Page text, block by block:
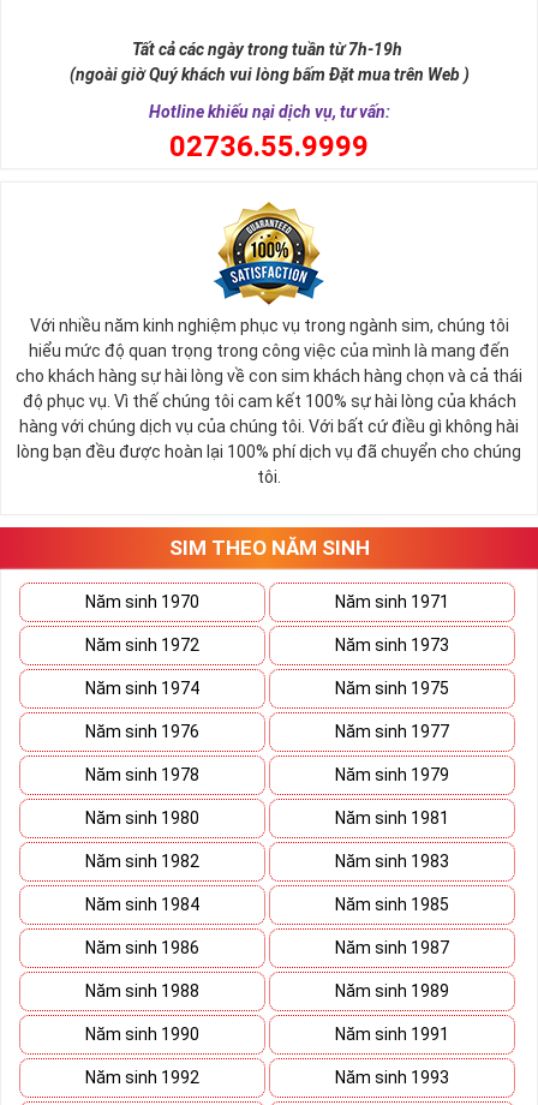
Ý nghĩa sim tứ quý 2
Theo quan niệm phong thủy
Số 2 tượng trưng cho sự cân bằng, hài hòa của âm dương và đất
trời. Sự cân bằng này giúp cho mọi việc đều thuận lợi và mang lại
nhiều may mắn trong cuộc sống và kinh doanh.
Số 2 còn biểu trưng cho lòng tốt, sự ổn định và tính hai mặt của
mọi vấn đề. Số 2 giúp cho họ có được sự lựa chọn, để đưa ra
những hướng giải quyết đúng đắn nhắt.
tứ 2 cùng xuất hiện trong một dãy số sim càng giúp cho ý nghĩa
sim tứ quýtăng lên gấp bội. Sở hữu sim Tứ Quý 2 giúp khích lệ tinh
thần người sở hữu là không sợ bất cứ điều gì mà hãy cứ làm thì
mọi điều tốt đẹp và may mắn ắt sẽ đến.
Lợi ích sim Tứ Quý 2 mang lại là gì?
Lợi ích sim Tứ Quý 2 mang lại là gì?
Giúp chủ nhân luôn vui vẻ, hạnh phúc
Những người là chủ nhân của những sim tứ quý 2 sẽ dễ dàng có
Tất cả các ngày trong tuần từ 7h-19h
(ngoài giờ Quý khách vui lòng bấm Đặt mua trên Web )
Hotline khiếu nại dịch vụ, tư vấn:
02736.55.9999
Với nhiều năm kinh nghiệm phục vụ trong ngành sim, chúng tôi
hiểu mức độ quan trọng trong công việc của mình là mang đến
cho khách hàng sự hài lòng về con sim khách hàng chọn và cả thái
độ phục vụ. Vì thế chúng tôi cam kết 100% sự hài lòng của khách
hàng với chúng dịch vụ của chúng tôi. Với bất cứ điều gì không hài
lòng bạn đều được hoàn lại 100% phí dịch vụ đã chuyển cho chúng
tôi.
SIM THEO NĂM SINH
Năm sinh 1970 Năm sinh 1971
Năm sinh 1972 Năm sinh 1973
Năm sinh 1974 Năm sinh 1975
Năm sinh 1976 Năm sinh 1977
Năm sinh 1978 Năm sinh 1979
Năm sinh 1980 Năm sinh 1981
Năm sinh 1982 Năm sinh 1983
Năm sinh 1984 Năm sinh 1985
Năm sinh 1986 Năm sinh 1987
Năm sinh 1988 Năm sinh 1989
Năm sinh 1990 Năm sinh 1991
Năm sinh 1992 Năm sinh 1993